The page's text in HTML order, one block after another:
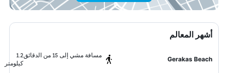
أشهر المعالم
Gerakas Beach
مسافة مشي إلى 15 من الدقائق
1.2
كيلومتر